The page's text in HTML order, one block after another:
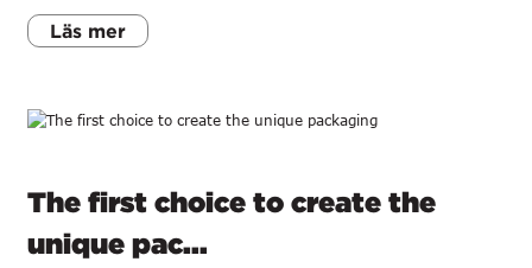
Läs mer
The first choice to create the
unique pac...